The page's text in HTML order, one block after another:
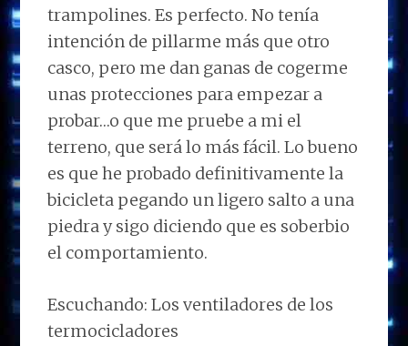
trampolines. Es perfecto. No tenía
intención de pillarme más que otro
casco, pero me dan ganas de cogerme
unas protecciones para empezar a
probar…o que me pruebe a mi el
terreno, que será lo más fácil. Lo bueno
es que he probado definitivamente la
bicicleta pegando un ligero salto a una
piedra y sigo diciendo que es soberbio
el comportamiento.
Escuchando: Los ventiladores de los
termocicladores